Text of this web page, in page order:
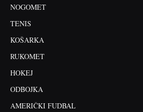
NOGOMET
TENIS
KOŠARKA
RUKOMET
HOKEJ
ODBOJKA
AMERIČKI FUDBAL